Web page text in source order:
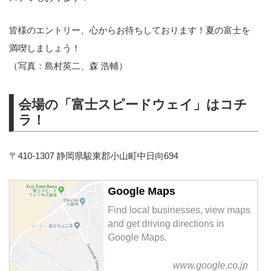
皆様のエントリー、心からお待ちしております！夏の富士を
満喫しましょう！
（写真：島村英二、森 浩輔）
会場の「富士スピードウェイ」はコチ
ラ！
〒410-1307 静岡県駿東郡小山町中日向694
Google Maps
Find local businesses, view maps
and get driving directions in
Google Maps.
www.google.co.jp